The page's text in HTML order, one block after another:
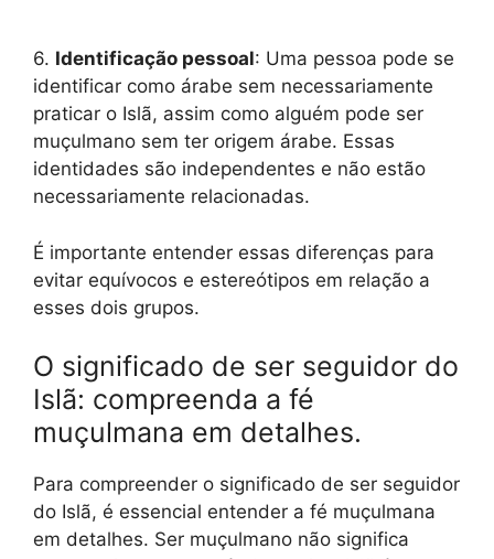
6. Identificação pessoal: Uma pessoa pode se
identificar como árabe sem necessariamente
praticar o Islã, assim como alguém pode ser
muçulmano sem ter origem árabe. Essas
identidades são independentes e não estão
necessariamente relacionadas.
É importante entender essas diferenças para
evitar equívocos e estereótipos em relação a
esses dois grupos.
O significado de ser seguidor do
Islã: compreenda a fé
muçulmana em detalhes.
Para compreender o significado de ser seguidor
do Islã, é essencial entender a fé muçulmana
em detalhes. Ser muçulmano não significa